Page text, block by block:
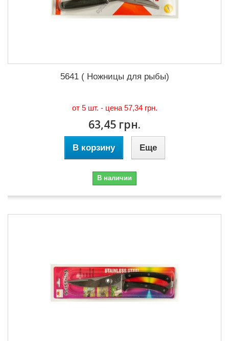
5641 ( Ножницы для рыбы)
от 5 шт. - цена 57,34 грн.
63,45 грн.
В корзину Еще
В наличии